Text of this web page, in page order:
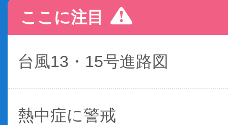
ここに注目
台風13・15号進路図
熱中症に警戒